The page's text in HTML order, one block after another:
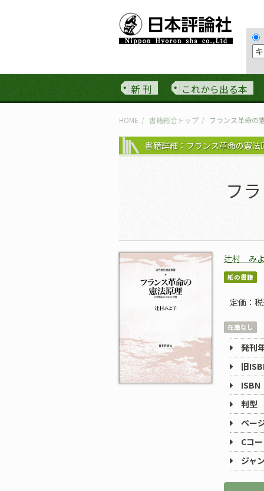
新 刊 これから出る本
HOME 書籍総合トップ フランス革命の
書籍詳細：フランス革命の憲法
フ
辻村 み
紙の書籍
定価：
在庫なし
発刊
旧
ISBN
判型
ペー
Cコ
ジャ